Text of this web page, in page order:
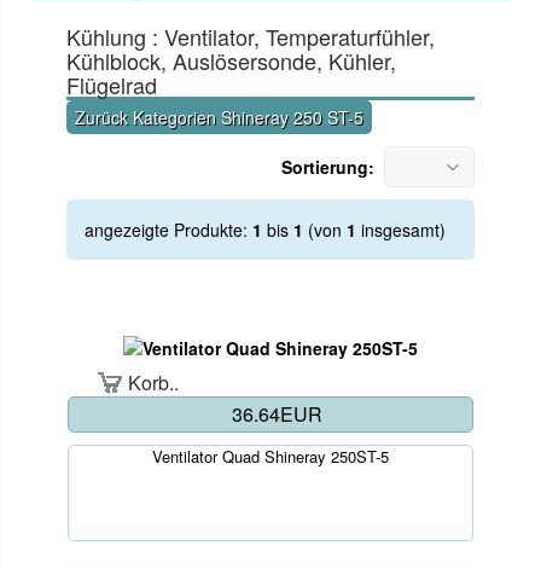
Kühlung : Ventilator, Temperaturfühler,
Kühlblock, Auslösersonde, Kühler,
Flügelrad
Zurück Kategorien Shineray 250 ST-5
Sortierung:
angezeigte Produkte: 1 bis 1 (von 1 insgesamt)
Korb..
36.64EUR
Ventilator Quad Shineray 250ST-5